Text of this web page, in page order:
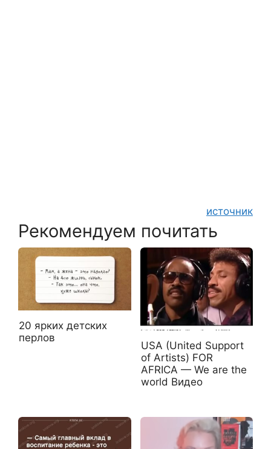
источник
Рекомендуем почитать
20 ярких детских
перлов
USA (United Support
of Artists) FOR
AFRICA — We are the
world Видео